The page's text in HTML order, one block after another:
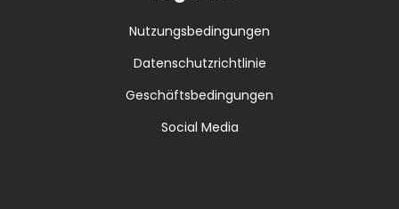
Nutzungsbedingungen
Datenschutzrichtlinie
Geschäftsbedingungen
Social Media